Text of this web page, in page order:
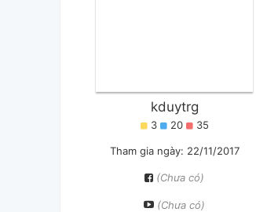
kduytrg
3 20 35
Tham gia ngày: 22/11/2017
(Chưa có)
(Chưa có)